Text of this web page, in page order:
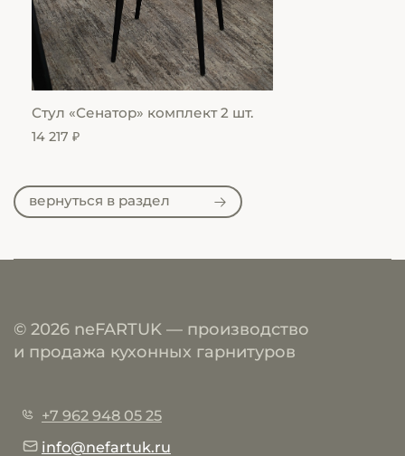
Стул «Сенатор» комплект 2 шт.
14 217 ₽
вернуться в раздел
© 2026 neFARTUK — производство
и продажа кухонных гарнитуров
+7 962 948 05 25
info@nefartuk.ru